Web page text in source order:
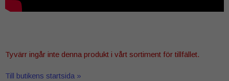
Tyvärr ingår inte denna produkt i vårt sortiment för tillfället.
Till butikens startsida »